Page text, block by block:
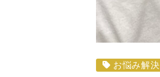
お悩み解決